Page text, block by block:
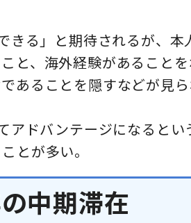
きる」と期待されるが、本
と、海外経験があること
あることを隠すなどが見
アドバンテージになるとい
とが多い。
中期滞在